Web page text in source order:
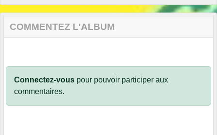
COMMENTEZ L'ALBUM
Connectez-vous pour pouvoir participer aux
commentaires.